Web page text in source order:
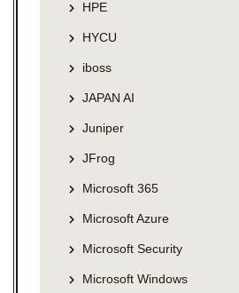
HPE
HYCU
iboss
JAPAN AI
Juniper
JFrog
Microsoft 365
Microsoft Azure
Microsoft Security
Microsoft Windows